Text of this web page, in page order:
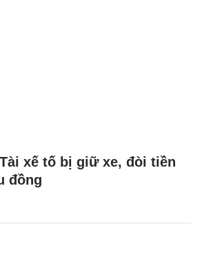
xế tố bị giữ xe, đòi tiền
đồng